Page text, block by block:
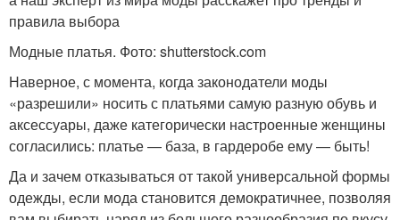
правила выбора
Модные платья. Фото: shutterstock.com
Наверное, с момента, когда законодатели моды
«разрешили» носить с платьями самую разную обувь и
аксессуары, даже категорически настроенные женщины
согласились: платье — база, в гардеробе ему — быть!
Да и зачем отказываться от такой универсальной формы
одежды, если мода становится демократичнее, позволяя